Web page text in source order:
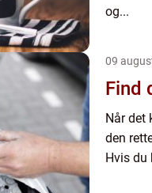
og...
09
Find
Når det
den
Hvis du